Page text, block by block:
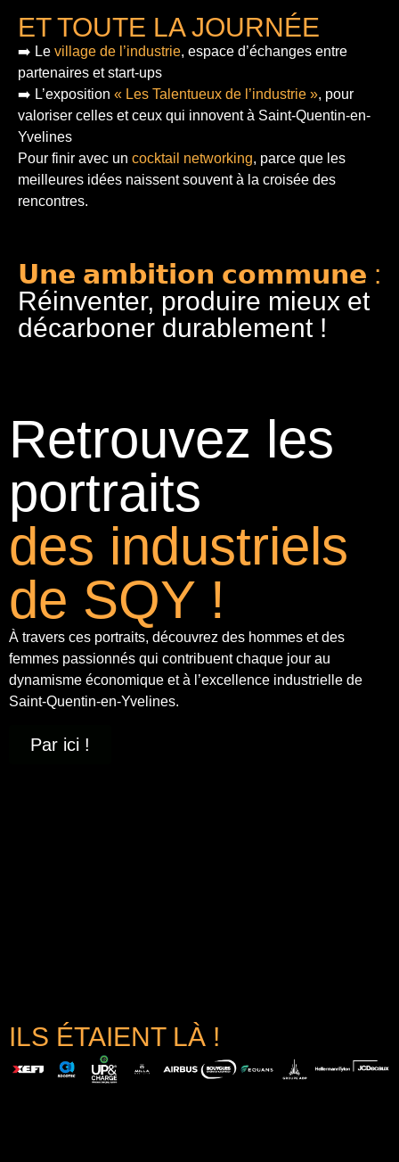
ET TOUTE LA JOURNÉE
➡️ Le village de l’industrie, espace d’échanges entre
partenaires et start-ups
➡️ L’exposition « Les Talentueux de l’industrie », pour
valoriser celles et ceux qui innovent à Saint-Quentin-en-
Yvelines
Pour finir avec un cocktail networking, parce que les
meilleures idées naissent souvent à la croisée des
rencontres.
𝗨𝗻𝗲 𝗮𝗺𝗯𝗶𝘁𝗶𝗼𝗻 𝗰𝗼𝗺𝗺𝘂𝗻𝗲 :
Réinventer, produire mieux et
décarboner durablement !
Retrouvez les
portraits
des industriels
de SQY !
À travers ces portraits, découvrez des hommes et des
femmes passionnés qui contribuent chaque jour au
dynamisme économique et à l’excellence industrielle de
Saint-Quentin-en-Yvelines.
Par ici !
ILS ÉTAIENT LÀ !